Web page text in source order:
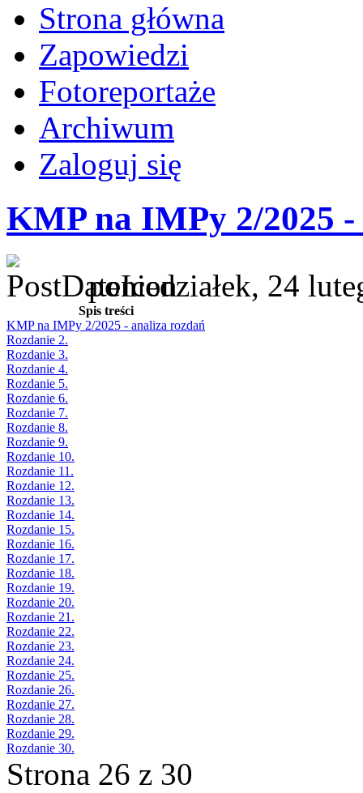
Strona główna
Zapowiedzi
Fotoreportaże
Archiwum
Zaloguj się
KMP na IMPy 2/2025
poniedziałek, 24
Spis treści
KMP na IMPy 2/2025 - analiza rozdań
Rozdanie 2.
Rozdanie 3.
Rozdanie 4.
Rozdanie 5.
Rozdanie 6.
Rozdanie 7.
Rozdanie 8.
Rozdanie 9.
Rozdanie 10.
Rozdanie 11.
Rozdanie 12.
Rozdanie 13.
Rozdanie 14.
Rozdanie 15.
Rozdanie 16.
Rozdanie 17.
Rozdanie 18.
Rozdanie 19.
Rozdanie 20.
Rozdanie 21.
Rozdanie 22.
Rozdanie 23.
Rozdanie 24.
Rozdanie 25.
Rozdanie 26.
Rozdanie 27.
Rozdanie 28.
Rozdanie 29.
Rozdanie 30.
Strona 26 z 30